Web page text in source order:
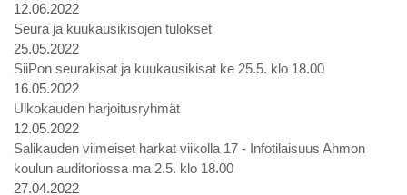
12.06.2022
Seura ja kuukausikisojen tulokset
25.05.2022
SiiPon seurakisat ja kuukausikisat ke 25.5. klo 18.00
16.05.2022
Ulkokauden harjoitusryhmät
12.05.2022
Salikauden viimeiset harkat viikolla 17 - Infotilaisuus Ahmon
koulun auditoriossa ma 2.5. klo 18.00
27.04.2022